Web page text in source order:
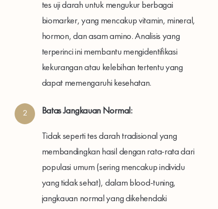
tes uji darah untuk mengukur berbagai
biomarker, yang mencakup vitamin, mineral,
hormon, dan asam amino. Analisis yang
terperinci ini membantu mengidentifikasi
kekurangan atau kelebihan tertentu yang
dapat memengaruhi kesehatan.
2 Batas Jangkauan Normal:
Tidak seperti tes darah tradisional yang
membandingkan hasil dengan rata-rata dari
populasi umum (sering mencakup individu
yang tidak sehat), dalam blood-tuning,
jangkauan normal yang dikehendaki